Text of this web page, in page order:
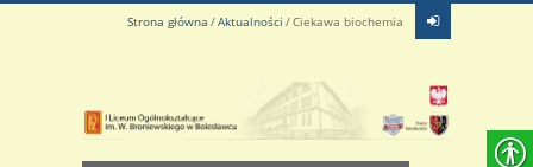
Strona główna Aktualności Ciekawa biochemia